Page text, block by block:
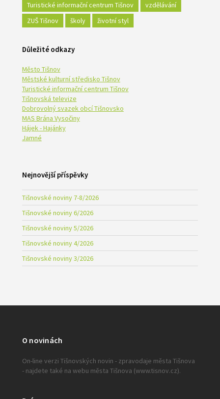
Turistické informační centrum Tišnov
vzdělávání
ZUŠ Tišnov
školy životní styl
Důležité odkazy
Město Tišnov
Městské kulturní středisko Tišnov
Turistické informační centrum Tišnov
Tišnovská televize
Dobrovolný svazek obcí Tišnovsko
MAS Brána Vysočiny
Hájek - Hajánky
Jamné
Nejnovější příspěvky
Tišnovské noviny 7-8/2026
Tišnovské noviny 6/2026
Tišnovské noviny 5/2026
Tišnovské noviny 4/2026
Tišnovské noviny 3/2026
O novinách
On-line verzi Tišnovských novin - zpravodaje města Tišnova
- najdete také na webu města Tišnova (www.tisnov.cz).